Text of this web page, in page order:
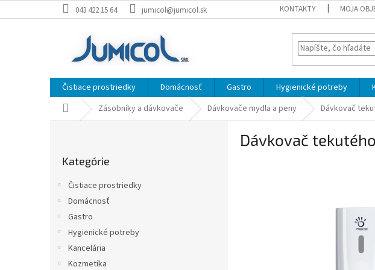
na
043 422 15 64 jumicol@jumicol.sk KONTAKTY MOJA
Čistiace prostriedky Domácnosť Gastro Hygienické potreby
Domov Zásobníky a dávkovače Dávkovače mydla a peny Dávkovač
kategórie
Kategórie
Čistiace prostriedky
Domácnosť
Gastro
Hygienické potreby
Kancelária
Kozmetika
Dávkovač